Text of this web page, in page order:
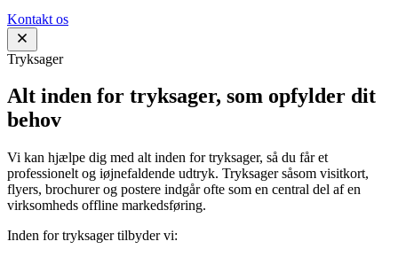
Kontakt os
Tryksager
Alt inden for tryksager, som opfylder dit
behov
Vi kan hjælpe dig med alt inden for tryksager, så du får et
professionelt og iøjnefaldende udtryk. Tryksager såsom visitkort,
flyers, brochurer og postere indgår ofte som en central del af en
virksomheds offline markedsføring.
Inden for tryksager tilbyder vi: